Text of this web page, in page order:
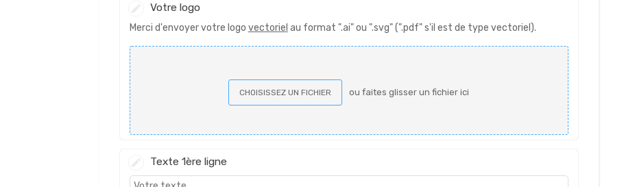
Votre logo
Merci d'envoyer votre logo vectoriel au format ".ai" ou ".svg" (".pdf" s'il est de type vectoriel).
CHOISISSEZ UN FICHIER ou faites glisser un fichier ici
Texte 1ère ligne